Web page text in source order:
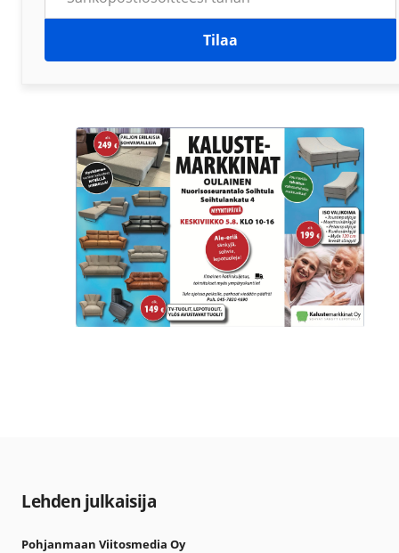
Tilaa
Lehden julkaisija
Pohjanmaan Viitosmedia Oy